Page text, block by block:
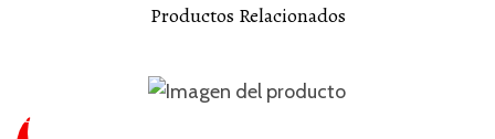
Productos Relacionados
SUPER